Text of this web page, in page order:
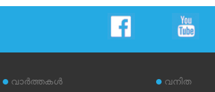
വാര്‍ത്തകള്‍
വനിത